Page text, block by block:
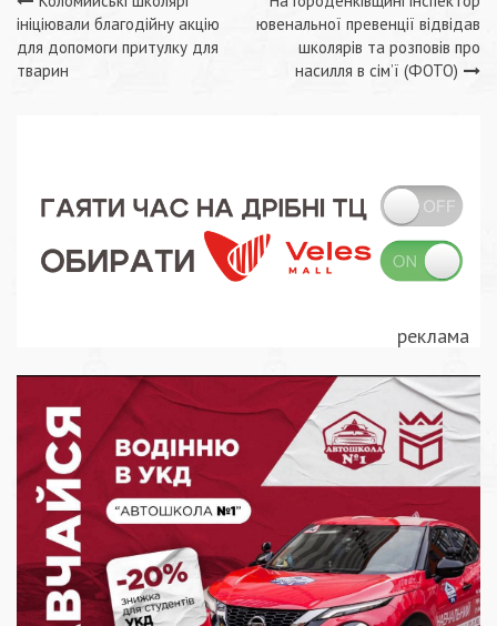
Навігація
записів
ініціювали благодійну акцію
для допомоги притулку для
тварин
ювенальної превенції відвідав
школярів та розповів про
насилля в сім’ї (ФОТО)